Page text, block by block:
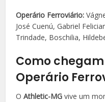
Operário Ferroviário:
José Cuenú, Gabriel
Trindade, Boschilia,
Como
Operário
OAthletic-MG vive um